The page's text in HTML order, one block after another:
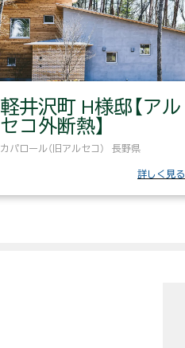
軽井沢町 H様邸【アル
セコ外断熱】
カパロール（旧アルセコ）
長野県
詳しく見る